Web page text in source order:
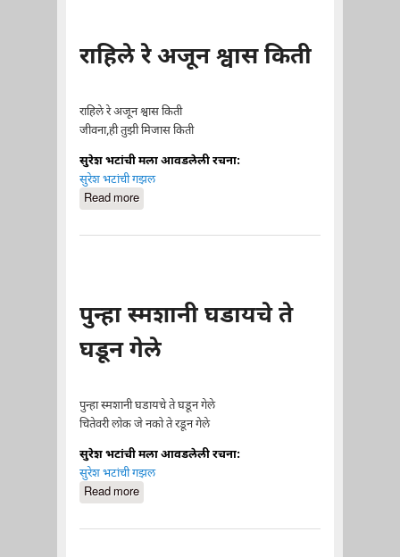
राहिले रे अजून श्वास किती
राहिले रे अजून श्वास किती
जीवना,ही तुझी मिजास किती
सुरेश भटांची मला आवडलेली रचना:
सुरेश भटांची गझल
Read moreabout राहिले रे अजून श्वास किती
पुन्हा स्मशानी घडायचे ते
घडून गेले
पुन्हा स्मशानी घडायचे ते घडून गेले
चितेवरी लोक जे नको ते रडून गेले
सुरेश भटांची मला आवडलेली रचना:
सुरेश भटांची गझल
Read moreabout पुन्हा स्मशानी घडायचे ते घडून गेले